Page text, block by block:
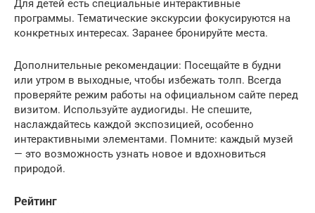
Для детей есть специальные интерактивные
программы. Тематические экскурсии фокусируются на
конкретных интересах. Заранее бронируйте места.
Дополнительные рекомендации: Посещайте в будни
или утром в выходные, чтобы избежать толп. Всегда
проверяйте режим работы на официальном сайте перед
визитом. Используйте аудиогиды. Не спешите,
наслаждайтесь каждой экспозицией, особенно
интерактивными элементами. Помните: каждый музей
— это возможность узнать новое и вдохновиться
природой.
Рейтинг